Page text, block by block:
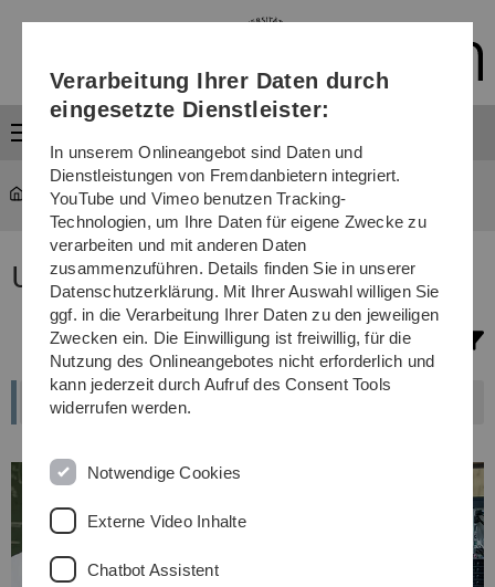
Direkt
Direkt
Direkt
(Sprache,
Drucken,
Media)
Direkt
Direkt
Studium ... Studiengänge
Unser Studienangebot
Filterauswahl
Verarbeitung Ihrer Daten durch
eingesetzte Dienstleister:
In unserem Onlineangebot sind Daten und
Dienstleistungen von Fremdanbietern integriert.
YouTube und Vimeo benutzen Tracking-
Technologien, um Ihre Daten für eigene Zwecke zu
verarbeiten und mit anderen Daten
zusammenzuführen. Details finden Sie in unserer
Datenschutzerklärung. Mit Ihrer Auswahl willigen Sie
ggf. in die Verarbeitung Ihrer Daten zu den jeweiligen
Zwecken ein. Die Einwilligung ist freiwillig, für die
Nutzung des Onlineangebotes nicht erforderlich und
kann jederzeit durch Aufruf des Consent Tools
widerrufen werden.
Notwendige Cookies
Externe Video Inhalte
Chatbot Assistent